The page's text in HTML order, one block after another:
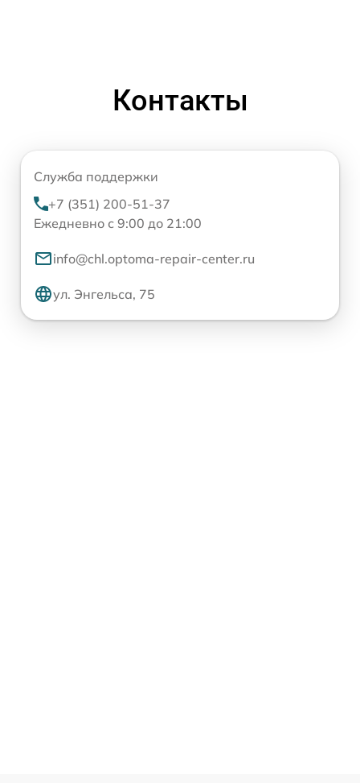
Контакты
Служба поддержки
+7 (351) 200-51-37
Ежедневно с 9:00 до 21:00
info@chl.optoma-repair-center.ru
ул. Энгельса, 75